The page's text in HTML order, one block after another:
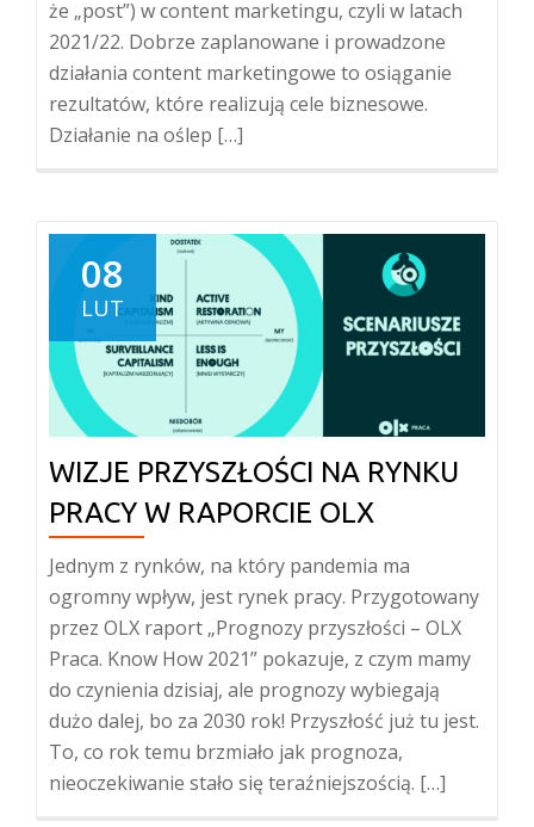
że „post”) w content marketingu, czyli w latach
2021/22. Dobrze zaplanowane i prowadzone
działania content marketingowe to osiąganie
rezultatów, które realizują cele biznesowe.
Działanie na oślep […]
08
LUT
WIZJE PRZYSZŁOŚCI NA RYNKU
PRACY W RAPORCIE OLX
Jednym z rynków, na który pandemia ma
ogromny wpływ, jest rynek pracy. Przygotowany
przez OLX raport „Prognozy przyszłości – OLX
Praca. Know How 2021” pokazuje, z czym mamy
do czynienia dzisiaj, ale prognozy wybiegają
dużo dalej, bo za 2030 rok! Przyszłość już tu jest.
To, co rok temu brzmiało jak prognoza,
nieoczekiwanie stało się teraźniejszością. […]